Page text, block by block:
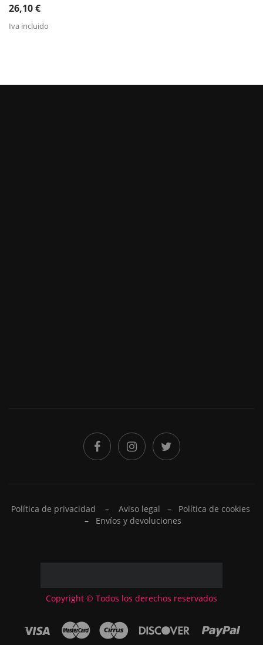
26,10€
Iva incluido
Política de privacidad – Aviso legal – Política de cookies
– Envíos y devoluciones
Copyright © Todos los derechos reservados